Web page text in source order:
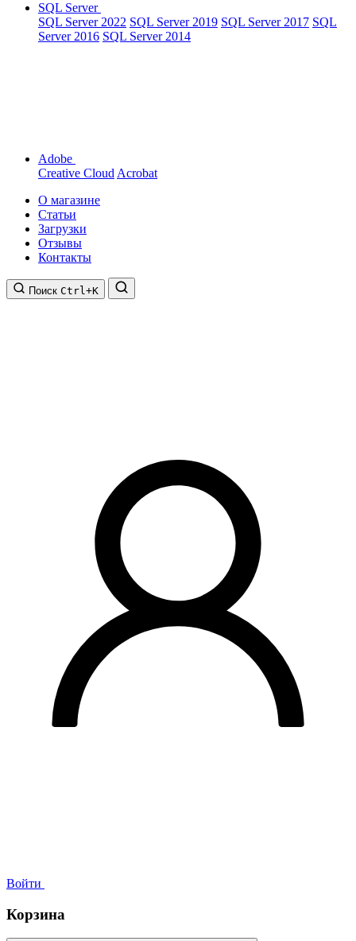
SQL Server
SQL Server 2022 SQL Server 2019 SQL Server 2017 SQL
Server 2016 SQL Server 2014
Adobe
Creative Cloud Acrobat
О магазине
Статьи
Загрузки
Отзывы
Контакты
Поиск Ctrl+K
Войти
Корзина